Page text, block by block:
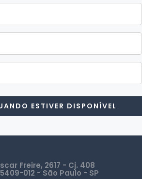
ESTIVER DISPONÍVEL
Freire, 2617 - Cj. 408
012 - São Paulo - SP